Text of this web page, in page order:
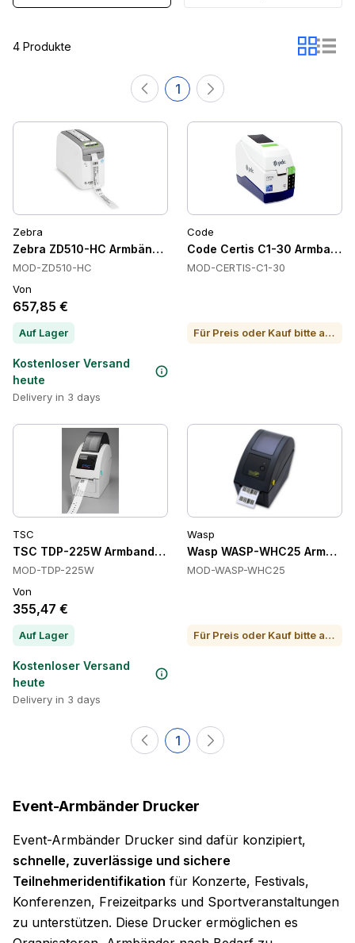
4 Produkte
1
Zebra
Zebra ZD510-HC Armbänder Drucker
MOD-ZD510-HC
Von
657,85 €
Auf Lager
Kostenloser Versand
heute
Delivery in 3 days
Code
Code Certis C1-30
MOD-CERTIS-C1-30
Für Preis oder Kauf bitte anrufen
TSC
TSC TDP-225W Armbanddrucker
MOD-TDP-225W
Von
355,47 €
Auf Lager
Kostenloser Versand
heute
Delivery in 3 days
Wasp
Wasp WASP-WHC25
MOD-WASP-WHC25
Für Preis oder Kauf bitte anrufen
1
Event-Armbänder Drucker
Event-Armbänder Drucker sind dafür konzipiert,
schnelle, zuverlässige und sichere
Teilnehmeridentifikation für Konzerte, Festivals,
Konferenzen, Freizeitparks und Sportveranstaltungen
zu unterstützen. Diese Drucker ermöglichen es